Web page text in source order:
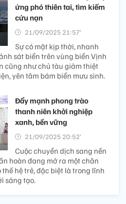
ứng phó thiên tai, tìm kiếm
cứu nạn
21/09/2025 21:57’
Sự có mặt kịp thời, nhanh
sát biển trên vùng biển Vịnh
cũng như chủ tàu giảm thiệt
yên tâm bám biển mưu sinh.
Đẩy mạnh phong trào
thanh niên khởi nghiệp
xanh, bền vững
21/09/2025 20:52’
Cuộc chuyển dịch sang nền
hoàn đang mở ra một chân
hệ trẻ, đặc biệt là trong lĩnh
sáng tạo.